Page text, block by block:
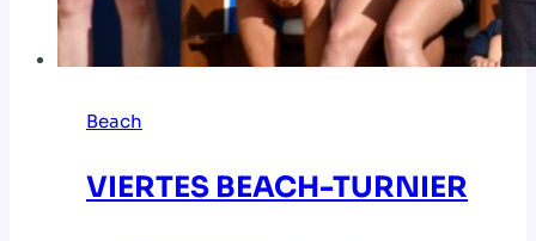
Beach
VIERTES BEACH-TURNIER